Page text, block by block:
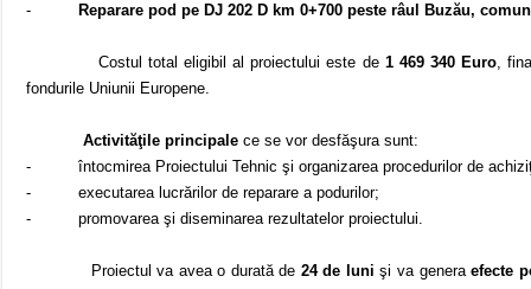
-
Reparare pod pe DJ 202 D km 0+700 peste râul Buzău,
Costul total eligibil al proiectului este de 1 469 340 Euro,
fondurile Uniunii Europene.
Activităţile principale ce se vor desfăşura sunt:
-
întocmirea Proiectului Tehnic şi organizarea procedurilor de
-
executarea lucrărilor de reparare a podurilor;
-
promovarea şi diseminarea rezultatelor proiectului.
Proiectul va avea o durată de 24 de luni şi va generaefecte